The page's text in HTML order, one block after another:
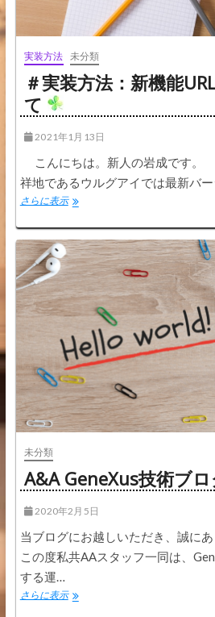
実装方法 未分類
＃実装方法：新機能
て
2021年1月13日
こんにちは。新人の岩成です。
祥地であるウルグアイでは最新バ
さらに表示＃
装
方
法：
新
機
能
Rewrite
に
つ
い
て
未分類
A&A GeneXus技術ブ
2020年2月5日
当ブログにお越しいただき、誠にあ
この度私共AAスタッフ一同は、
する運…
さらに表示A&A